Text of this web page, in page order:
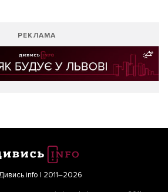
РЕКЛАМА
| 2011–2026